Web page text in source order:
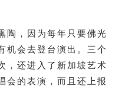
陶，因为每年只要佛光
机会去登台演出。三个
，还进入了新加坡艺术
会的表演，而且还上报